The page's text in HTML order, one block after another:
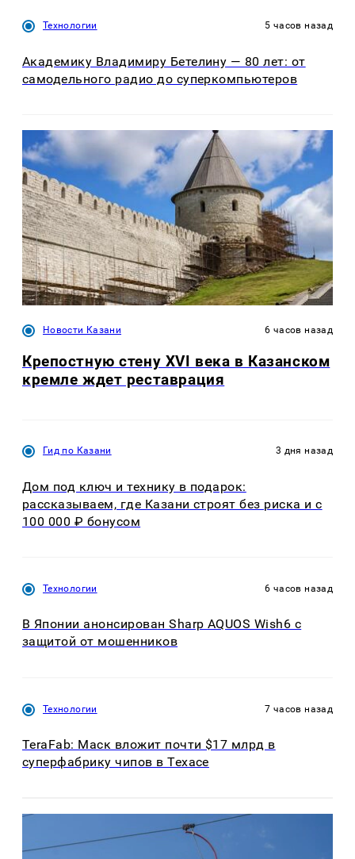
Технологии 5 часов назад
Академику Владимиру Бетелину — 80 лет: от
самодельного радио до суперкомпьютеров
Новости Казани 6 часов назад
Крепостную стену XVI века в Казанском
кремле ждет реставрация
Гид по Казани 3 дня назад
Дом под ключ и технику в подарок:
рассказываем, где Казани строят без риска и с
100 000 ₽ бонусом
Технологии 6 часов назад
В Японии анонсирован Sharp AQUOS Wish6 с
защитой от мошенников
Технологии 7 часов назад
TeraFab: Маск вложит почти $17 млрд в
суперфабрику чипов в Техасе